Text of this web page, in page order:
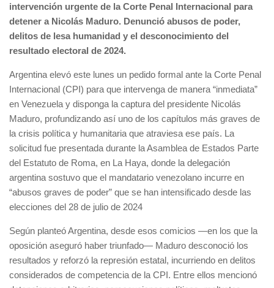
intervención urgente de la Corte Penal Internacional para
detener a Nicolás Maduro. Denunció abusos de poder,
delitos de lesa humanidad y el desconocimiento del
resultado electoral de 2024.
Argentina elevó este lunes un pedido formal ante la Corte Penal
Internacional (CPI) para que intervenga de manera “inmediata”
en Venezuela y disponga la captura del presidente Nicolás
Maduro, profundizando así uno de los capítulos más graves de
la crisis política y humanitaria que atraviesa ese país. La
solicitud fue presentada durante la Asamblea de Estados Parte
del Estatuto de Roma, en La Haya, donde la delegación
argentina sostuvo que el mandatario venezolano incurre en
“abusos graves de poder” que se han intensificado desde las
elecciones del 28 de julio de 2024
Según planteó Argentina, desde esos comicios —en los que la
oposición aseguró haber triunfado— Maduro desconoció los
resultados y reforzó la represión estatal, incurriendo en delitos
considerados de competencia de la CPI. Entre ellos mencionó